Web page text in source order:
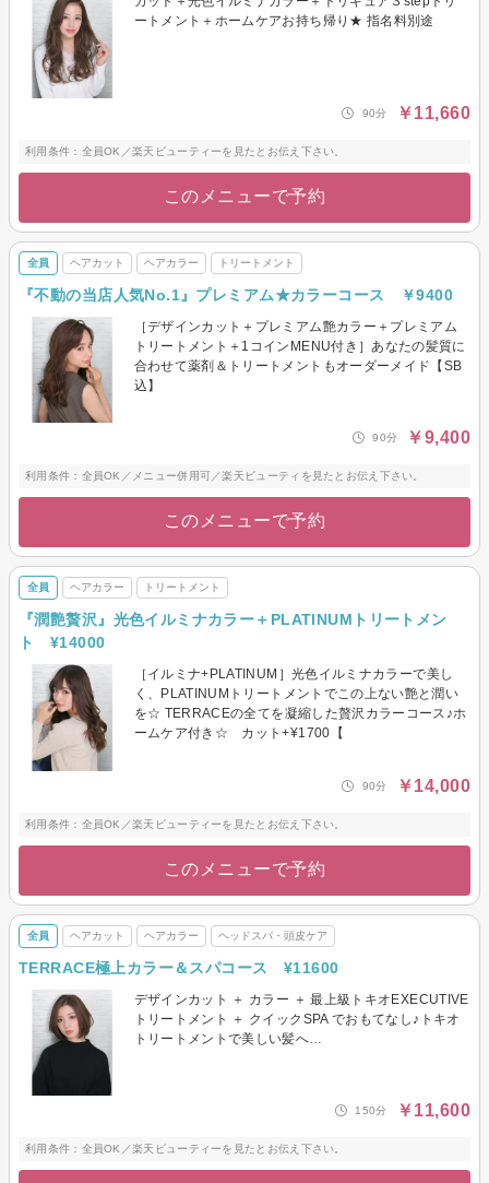
ートメント＋ホームケアお持ち帰り★ 指名料別途
90分 ￥11,660
利用条件：全員OK／楽天ビューティーを見たとお伝え下さい。
このメニューで予約
全員 ヘアカット ヘアカラー トリートメント
『不動の当店人気No.1』プレミアム★カラーコース ￥9400
［デザインカット＋プレミアム艶カラー＋プレミアム
トリートメント＋1コインMENU付き］あなたの髪質に
合わせて薬剤＆トリートメントもオーダーメイド【SB
込】
90分 ￥9,400
利用条件：全員OK／メニュー併用可／楽天ビューティを見たとお伝え下さい。
このメニューで予約
全員 ヘアカラー トリートメント
『潤艶贅沢』光色イルミナカラー＋PLATINUMトリートメン
ト ¥14000
［イルミナ+PLATINUM］光色イルミナカラーで美し
く、PLATINUMトリートメントでこの上ない艶と潤い
を☆ TERRACEの全てを凝縮した贅沢カラーコース♪ホ
ームケア付き☆ カット+¥1700【
90分 ￥14,000
利用条件：全員OK／楽天ビューティーを見たとお伝え下さい。
このメニューで予約
全員 ヘアカット ヘアカラー ヘッドスパ・頭皮ケア
TERRACE極上カラー＆スパコース ¥11600
デザインカット ＋ カラー ＋ 最上級トキオEXECUTIVE
トリートメント ＋ クイックSPA でおもてなし♪トキオ
トリートメントで美しい髪へ…
150分 ￥11,600
利用条件：全員OK／楽天ビューティーを見たとお伝え下さい。